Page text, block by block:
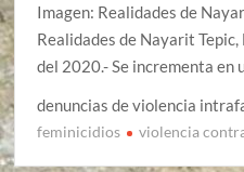
Imagen: Realidades de
Realidades de Nayarit
del 2020.- Se incrementa en
denuncias de violencia
feminicidios violencia